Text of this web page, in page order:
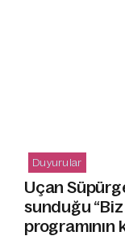
Duyurular
Uçan
sunduğu
programının